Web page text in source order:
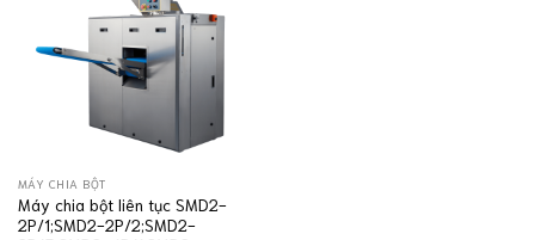
MÁY CHIA BỘT
Máy chia bột liên tục SMD2-
2P/1;SMD2-2P/2;SMD2-